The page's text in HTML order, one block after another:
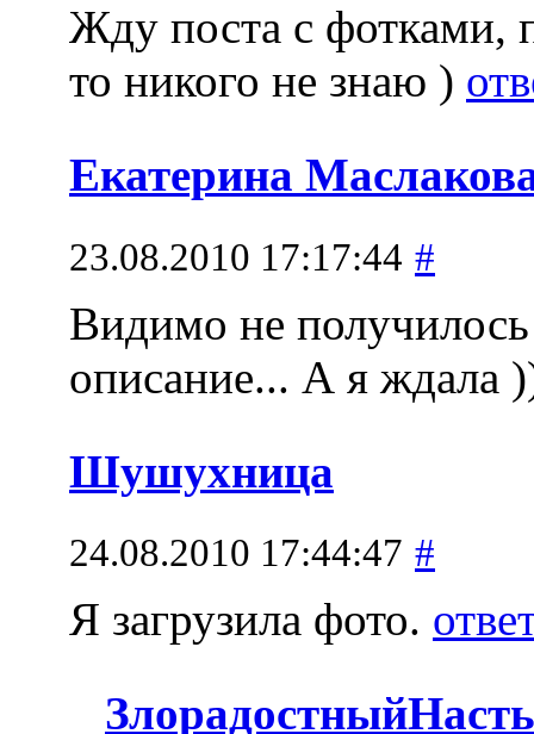
Жду поста с фотками,
то никого не знаю )
Екатерина
23.08.2010 17:17:44 #
Видимо не
описание... А я ждала
Шушухница
24.08.2010 17:44:47 #
Я загрузила фото.
ЗлорадостныйНасть